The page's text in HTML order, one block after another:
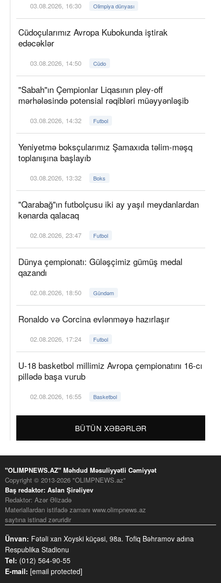
03.08.2026, 16:30 Olimpiya dünyası
Cüdoçularımız Avropa Kubokunda iştirak
edəcəklər
03.08.2026, 14:50 Cüdo
"Sabah"ın Çempionlar Liqasının pley-off
mərhələsində potensial rəqibləri müəyyənləşib
03.08.2026, 14:32 Futbol
Yeniyetmə boksçularımız Şamaxıda təlim-məşq
toplanışına başlayıb
03.08.2026, 13:32 Boks
"Qarabağ"ın futbolçusu iki ay yaşıl meydanlardan
kənarda qalacaq
02.08.2026, 23:47 Futbol
Dünya çempionatı: Güləşçimiz gümüş medal
qazandı
02.08.2026, 18:50 Gündəm
Ronaldo və Corcina evlənməyə hazırlaşır
02.08.2026, 17:24 Futbol
U-18 basketbol millimiz Avropa çempionatını 16-cı
pillədə başa vurub
02.08.2026, 16:55 Basketbol
BÜTÜN XƏBƏRLƏR
"OLIMPNEWS.AZ" Məhdud Məsuliyyətli Cəmiyyət
Copyright © 2013-2026 "OLIMPNEWS.az"
Baş redaktor: Aslan Şirəliyev
Redaktor: Azər Əlizadə
Materiallardan istifadə zamanı www.olimpnews.az
saytına istinad zəruridir
Ünvan: Fətəli xan Xoyski küçəsi, 98a. Tofiq Bəhramov adına
Respublika Stadionu
Tel: (012) 564-90-55
E-mail: [email protected]